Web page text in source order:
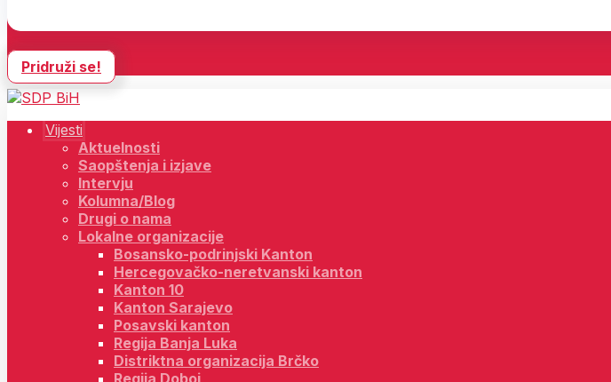
Pridruži se!
Vijesti
Aktuelnosti
Saopštenja i izjave
Intervju
Kolumna/Blog
Drugi o nama
Lokalne organizacije
Bosansko-podrinjski Kanton
Hercegovačko-neretvanski kanton
Kanton 10
Kanton Sarajevo
Posavski kanton
Regija Banja Luka
Distriktna organizacija Brčko
Regija Doboj